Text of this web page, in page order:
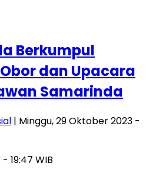
Berkumpul
dan Upacara
Samarinda
| Minggu, 29 Oktober 2023 -
19:47 WIB